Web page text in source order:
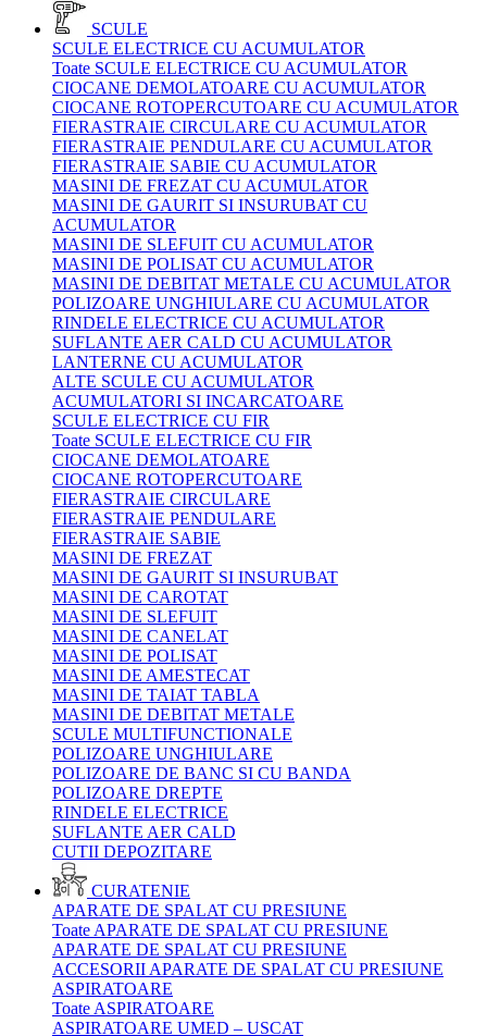
SCULE
SCULE ELECTRICE CU ACUMULATOR
Toate SCULE ELECTRICE CU ACUMULATOR
CIOCANE DEMOLATOARE CU ACUMULATOR
CIOCANE ROTOPERCUTOARE CU ACUMULATOR
FIERASTRAIE CIRCULARE CU ACUMULATOR
FIERASTRAIE PENDULARE CU ACUMULATOR
FIERASTRAIE SABIE CU ACUMULATOR
MASINI DE FREZAT CU ACUMULATOR
MASINI DE GAURIT SI INSURUBAT CU
ACUMULATOR
MASINI DE SLEFUIT CU ACUMULATOR
MASINI DE POLISAT CU ACUMULATOR
MASINI DE DEBITAT METALE CU ACUMULATOR
POLIZOARE UNGHIULARE CU ACUMULATOR
RINDELE ELECTRICE CU ACUMULATOR
SUFLANTE AER CALD CU ACUMULATOR
LANTERNE CU ACUMULATOR
ALTE SCULE CU ACUMULATOR
ACUMULATORI SI INCARCATOARE
SCULE ELECTRICE CU FIR
Toate SCULE ELECTRICE CU FIR
CIOCANE DEMOLATOARE
CIOCANE ROTOPERCUTOARE
FIERASTRAIE CIRCULARE
FIERASTRAIE PENDULARE
FIERASTRAIE SABIE
MASINI DE FREZAT
MASINI DE GAURIT SI INSURUBAT
MASINI DE CAROTAT
MASINI DE SLEFUIT
MASINI DE CANELAT
MASINI DE POLISAT
MASINI DE AMESTECAT
MASINI DE TAIAT TABLA
MASINI DE DEBITAT METALE
SCULE MULTIFUNCTIONALE
POLIZOARE UNGHIULARE
POLIZOARE DE BANC SI CU BANDA
POLIZOARE DREPTE
RINDELE ELECTRICE
SUFLANTE AER CALD
CUTII DEPOZITARE
CURATENIE
APARATE DE SPALAT CU PRESIUNE
Toate APARATE DE SPALAT CU PRESIUNE
APARATE DE SPALAT CU PRESIUNE
ACCESORII APARATE DE SPALAT CU PRESIUNE
ASPIRATOARE
Toate ASPIRATOARE
ASPIRATOARE UMED – USCAT